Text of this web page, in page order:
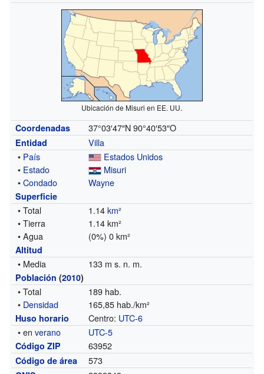
Ubicación de Misuri en EE. UU.
Coordenadas 37°03′47″N 90°40′53″O
Entidad
Villa
• País
Estados Unidos
• Estado
Misuri
•Condado Wayne
Superficie
• Total 1.14km²
• Tierra
1.14 km²
• Agua
(0%) 0 km²
Altitud
• Media 133 m s. n. m.
Población (2010)
• Total
189 hab.
• Densidad 165,85 hab./km²
Huso horario Centro: UTC-6
• enverano UTC-5
Código ZIP 63952
Código de área 573